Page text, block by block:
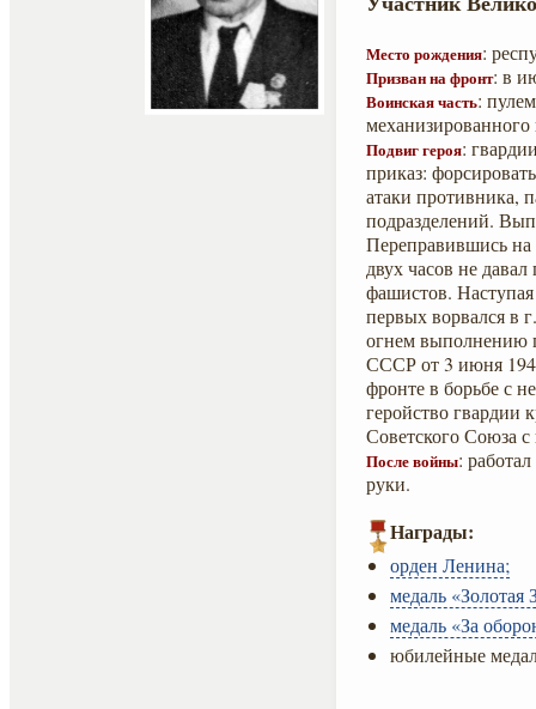
Место рождения:
Призван на фронт: в
Воинская часть:
Подвиг героя:
приказ:
атаки противника,
подразделений.
Переправившись
двух часов не
фашистов.
первых ворвался в
огнем выполнению
СССР от 3 июня
фронте в борьбе с
геройство гвардии
Советского Союза
После войны:
руки.
Награды:
орден Ленина;
медаль «Золотая
медаль «За
юбилейные